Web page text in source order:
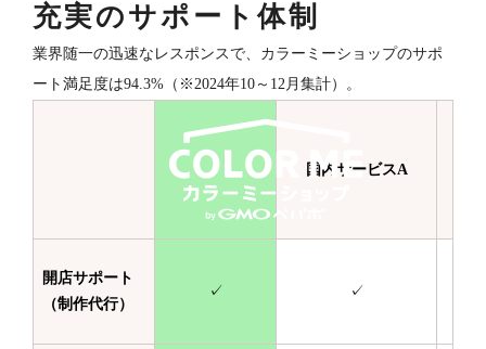
充実のサポート体制
業界随一の迅速なレスポンスで、カラーミーショップのサポ
ート満足度は94.3%（※2024年10～12月集計）。
国内サービスA
開店サポート
（制作代行）
✓ ✓